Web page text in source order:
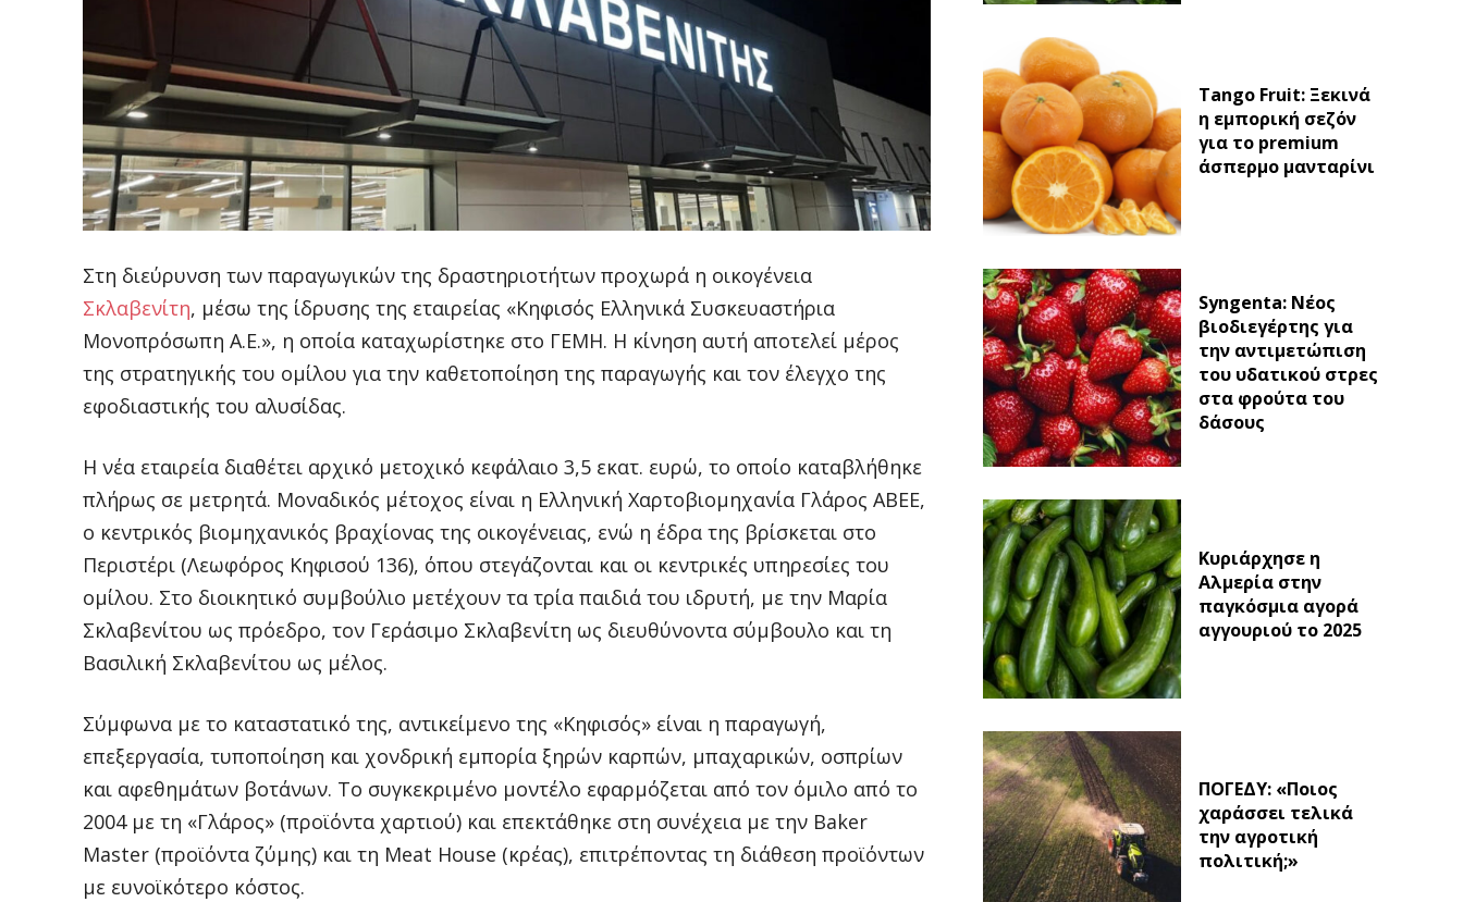
Στη διεύρυνση των παραγωγικών της δραστηριοτήτων προχωρά η οικογένεια
Σκλαβενίτη, μέσω της ίδρυσης της εταιρείας «Κηφισός Ελληνικά Συσκευαστήρια
Μονοπρόσωπη Α.Ε.», η οποία καταχωρίστηκε στο ΓΕΜΗ. Η κίνηση αυτή αποτελεί μέρος
της στρατηγικής του ομίλου για την καθετοποίηση της παραγωγής και τον έλεγχο της
εφοδιαστικής του αλυσίδας.
Η νέα εταιρεία διαθέτει αρχικό μετοχικό κεφάλαιο 3,5 εκατ. ευρώ, το οποίο καταβλήθηκε
πλήρως σε μετρητά. Μοναδικός μέτοχος είναι η Ελληνική Χαρτοβιομηχανία Γλάρος ΑΒΕΕ,
ο κεντρικός βιομηχανικός βραχίονας της οικογένειας, ενώ η έδρα της βρίσκεται στο
Περιστέρι (Λεωφόρος Κηφισού 136), όπου στεγάζονται και οι κεντρικές υπηρεσίες του
ομίλου. Στο διοικητικό συμβούλιο μετέχουν τα τρία παιδιά του ιδρυτή, με την Μαρία
Σκλαβενίτου ως πρόεδρο, τον Γεράσιμο Σκλαβενίτη ως διευθύνοντα σύμβουλο και τη
Βασιλική Σκλαβενίτου ως μέλος.
Σύμφωνα με το καταστατικό της, αντικείμενο της «Κηφισός» είναι η παραγωγή,
επεξεργασία, τυποποίηση και χονδρική εμπορία ξηρών καρπών, μπαχαρικών, οσπρίων
και αφεθημάτων βοτάνων. Το συγκεκριμένο μοντέλο εφαρμόζεται από τον όμιλο από το
2004 με τη «Γλάρος» (προϊόντα χαρτιού) και επεκτάθηκε στη συνέχεια με την Baker
Master (προϊόντα ζύμης) και τη Meat House (κρέας), επιτρέποντας τη διάθεση προϊόντων
με ευνοϊκότερο κόστος.
Tango Fruit: Ξεκινά
η εμπορική σεζόν
για το premium
άσπερμο μανταρίνι
Syngenta: Νέος
βιοδιεγέρτης για
την αντιμετώπιση
του υδατικού στρες
στα φρούτα του
δάσους
Κυριάρχησε η
Αλμερία στην
παγκόσμια αγορά
αγγουριού το 2025
ΠΟΓΕΔΥ: «Ποιος
χαράσσει τελικά
την αγροτική
πολιτική;»